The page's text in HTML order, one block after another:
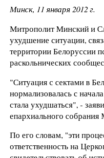
Минск, 11 января 2012 г.
Митрополит Минский и
ухудшение ситуации,
территории Белоруссии
раскольнических
"Ситуация с сектами в
нормализовалась с
стала ухудшаться", -
епархиального
По его словам, "эти
ответственность на